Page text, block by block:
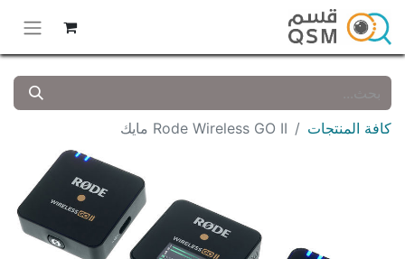
كافة المنتجات Rode Wireless GO II مايك